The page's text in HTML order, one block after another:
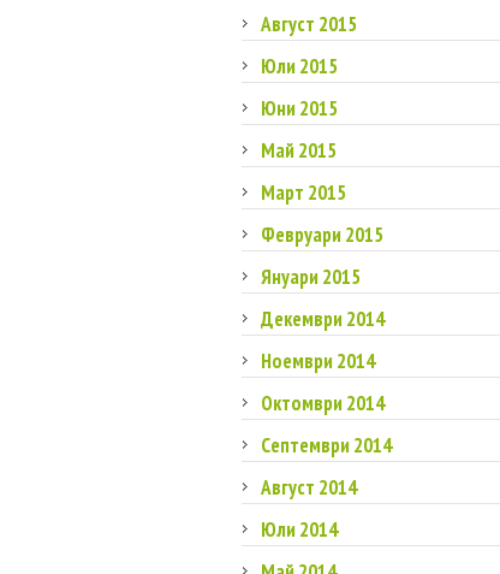
Август 2015
Юли 2015
Юни 2015
Май 2015
Март 2015
Февруари 2015
Януари 2015
Декември 2014
Ноември 2014
Октомври 2014
Септември 2014
Август 2014
Юли 2014